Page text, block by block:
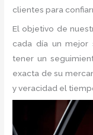
clientes para
El objetivo de
cada día un mejor
tener un
exacta de su
y veracidad el